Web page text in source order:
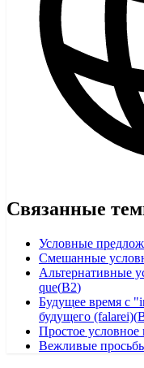
Связанные
Условные
Смешанные
Альтернативные
que(B2)
Будущее время с
будущего (falarei)(
Простое условное
Вежливые